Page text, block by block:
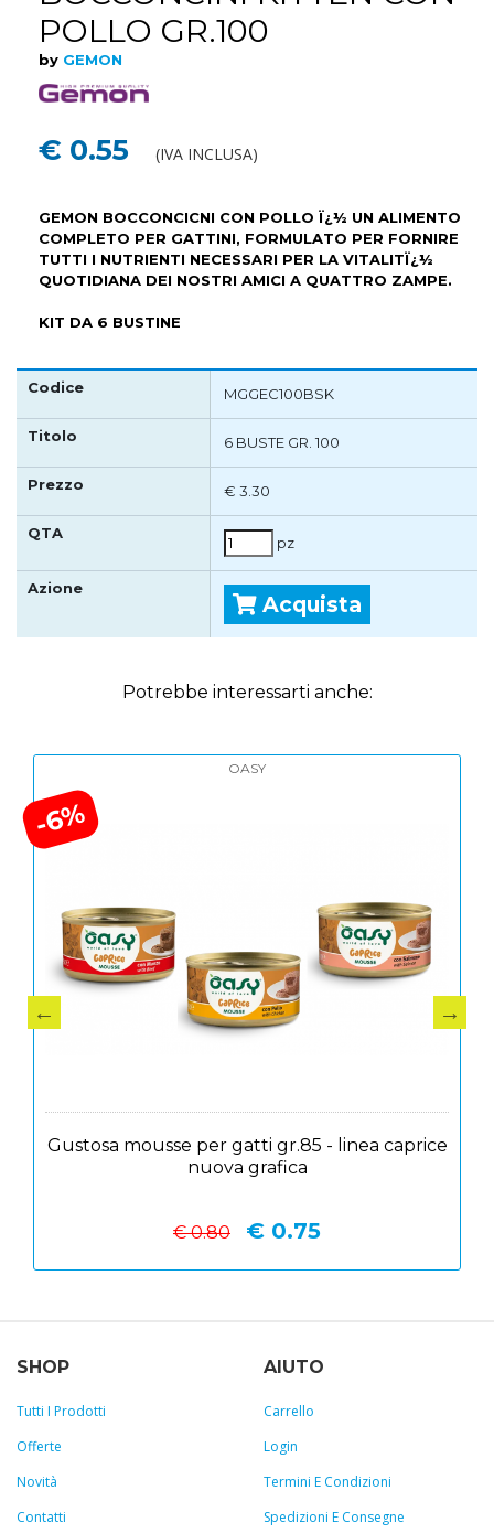
POLLO GR.100
by GEMON
€ 0.55 (IVA INCLUSA)
GEMON BOCCONCICNI CON POLLO Ï¿½ UN ALIMENTO
COMPLETO PER GATTINI, FORMULATO PER FORNIRE
TUTTI I NUTRIENTI NECESSARI PER LA VITALITÏ¿½
QUOTIDIANA DEI NOSTRI AMICI A QUATTRO ZAMPE.
KIT DA 6 BUSTINE
MGGEC100BSK
6 BUSTE GR. 100
€ 3.30
pz
Acquista
Potrebbe interessarti anche:
-6%
OASY
Gustosa mousse per gatti gr.85 - linea caprice
nuova grafica
€ 0.80 € 0.75
SHOP
Tutti I Prodotti
Offerte
Novità
Contatti
AIUTO
Carrello
Login
Termini E Condizioni
Spedizioni E Consegne